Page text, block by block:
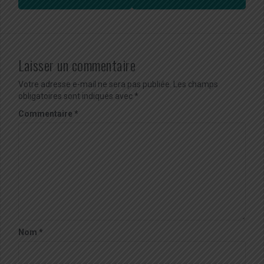
Laisser un commentaire
Votre adresse e-mail ne sera pas publiée.
Les champs
obligatoires sont indiqués avec*
Commentaire *
Nom *